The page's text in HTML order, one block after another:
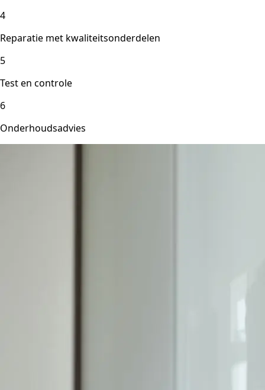
4
Reparatie met kwaliteitsonderdelen
5
Test en controle
6
Onderhoudsadvies